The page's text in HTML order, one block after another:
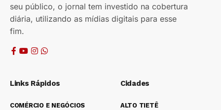
seu público, o jornal tem investido na cobertura
diária, utilizando as mídias digitais para esse
fim.
Links Rápidos
COMÉRCIO E NEGÓCIOS
Cidades
ALTO TIETÊ